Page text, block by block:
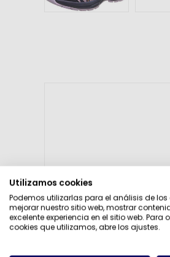
Utilizamos cookies
Podemos utilizarlas para el análisis de
mejorar nuestro sitio web, mostrar
excelente experiencia en el sitio web.
cookies que utilizamos, abre los ajustes.